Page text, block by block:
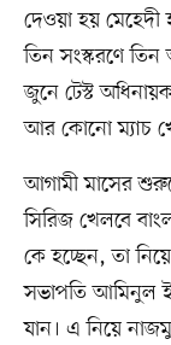
দেওয়া হয় মেহেদী
তিন সংস্করণে
জুনে টেস্ট
আর কোনো ম্যাচ
আগামী মাসের
সিরিজ খেলবে
কে হচ্ছেন, তা
সভাপতি আমিনুল
যান। এ নিয়ে